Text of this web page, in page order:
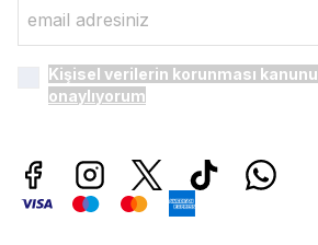
Kişisel verilerin korunması kanunu
onaylıyorum